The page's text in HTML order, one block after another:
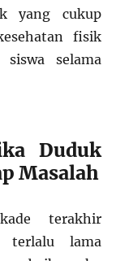
yang cukup
fisik
selama
Duduk
Masalah
terakhir
terlalu lama